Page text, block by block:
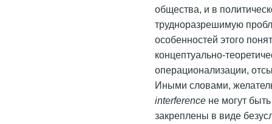
общества, и в
трудноразрешимую
особенностей этого
концептуально-
операционализации,
Иными словами,
interference не могут
закреплены в виде